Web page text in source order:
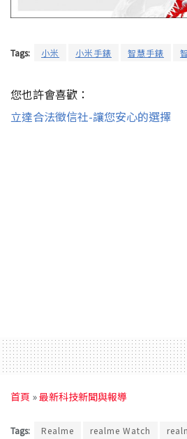
Tags: 小米 小米手錶 智慧手錶
您也許會喜歡：
立達合法徵信社-讓您安心的選擇
首頁 »最新科技新聞與報導
Tags: Realme realme Watch